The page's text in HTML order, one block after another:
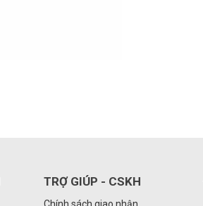
TRỢ GIÚP - CSKH
Chính sách giao nhận